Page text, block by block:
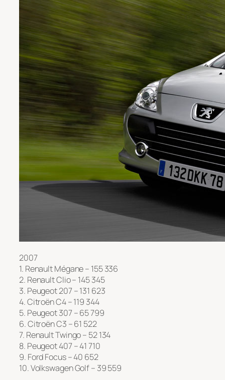
2007
1. Renault Mégane – 155 336
2. Renault Clio – 145 345
3. Peugeot 207 – 131 623
4. Citroën C4 – 119 344
5. Peugeot 307 – 65 799
6. Citroën C3 – 61 522
7. Renault Twingo – 52 134
8. Peugeot 407 – 41 710
9. Ford Focus – 40 652
10. Volkswagen Golf – 39 559